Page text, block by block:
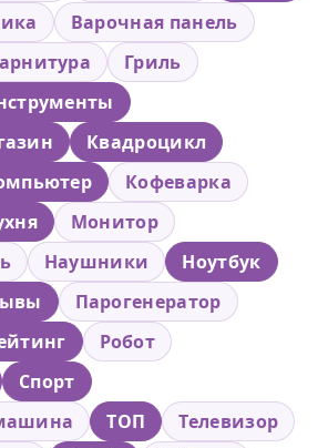
Варочная панель
Гриль
Квадроцикл
Кофеварка
Монитор
Наушники
Ноутбук
Парогенератор
Робот
Спорт
ТОП
Телевизор